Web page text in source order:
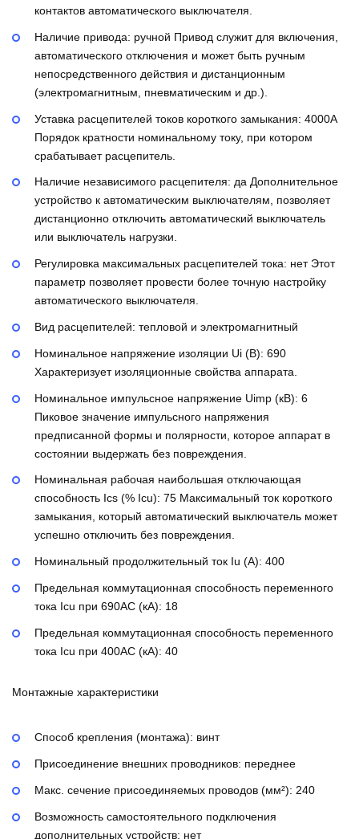
контактов автоматического выключателя.
Наличие привода: ручной Привод служит для включения,
автоматического отключения и может быть ручным
непосредственного действия и дистанционным
(электромагнитным, пневматическим и др.).
Уставка расцепителей токов короткого замыкания: 4000А
Порядок кратности номинальному току, при котором
срабатывает расцепитель.
Наличие независимого расцепителя: да Дополнительное
устройство к автоматическим выключателям, позволяет
дистанционно отключить автоматический выключатель
или выключатель нагрузки.
Регулировка максимальных расцепителей тока: нет Этот
параметр позволяет провести более точную настройку
автоматического выключателя.
Вид расцепителей: тепловой и электромагнитный
Номинальное напряжение изоляции Ui (В): 690
Характеризует изоляционные свойства аппарата.
Номинальное импульсное напряжение Uimp (кВ): 6
Пиковое значение импульсного напряжения
предписанной формы и полярности, которое аппарат в
состоянии выдержать без повреждения.
Номинальная рабочая наибольшая отключающая
способность Ics (% Icu): 75 Максимальный ток короткого
замыкания, который автоматический выключатель может
успешно отключить без повреждения.
Номинальный продолжительный ток Iu (А): 400
Предельная коммутационная способность переменного
тока Icu при 690AC (кА): 18
Предельная коммутационная способность переменного
тока Icu при 400АС (кА): 40
Монтажные характеристики
Способ крепления (монтажа): винт
Присоединение внешних проводников: переднее
Макс. сечение присоединяемых проводов (мм²): 240
Возможность самостоятельного подключения
дополнительных устройств: нет